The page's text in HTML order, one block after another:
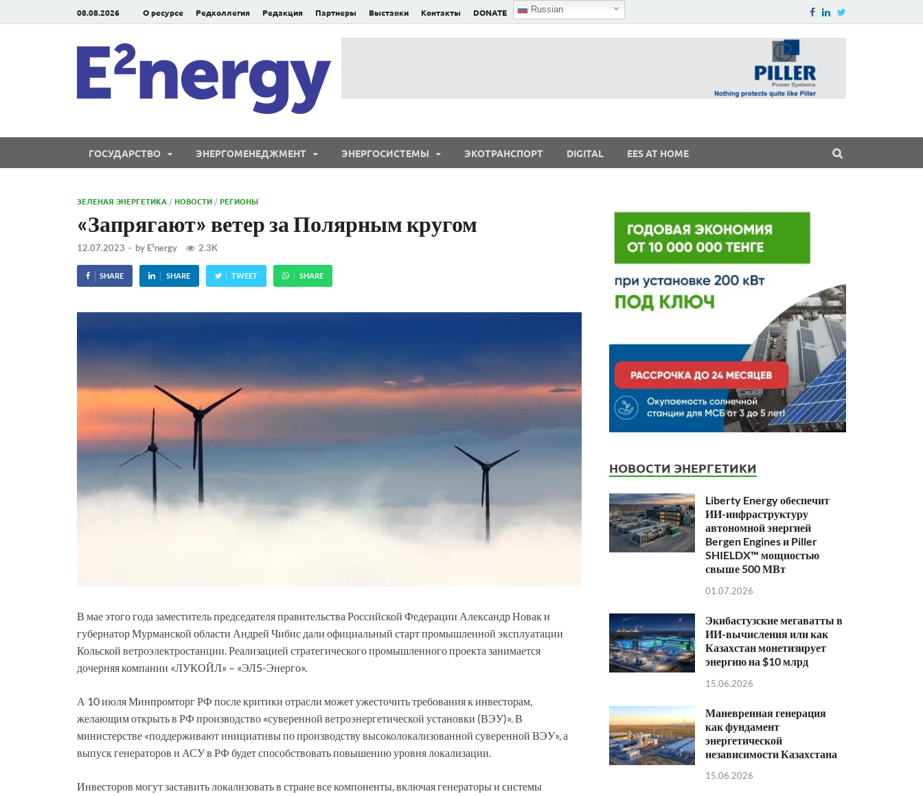
08.08.2026 О ресурсе Редколлегия Редакция Партнеры Выставки Контакты DONATE Russian
ГОСУДАРСТВО ЭНЕРГОМЕНЕДЖМЕНТ ЭНЕРГОСИСТЕМЫ ЭКОТРАНСПОРТ DIGITAL EES AT HOME
ЗЕЛЕНАЯ ЭНЕРГЕТИКА /НОВОСТИ /РЕГИОНЫ
«Запрягают» ветер за Полярным кругом
12.07.2023 - by E²nergy 2.3K
SHARE SHARE TWEET SHARE
В мае этого года заместитель председателя правительства Российской Федерации Александр Новак и
губернатор Мурманской области Андрей Чибис дали официальный старт промышленной эксплуатации
Кольской ветроэлектростанции. Реализацией стратегического промышленного проекта занимается
дочерняя компании «ЛУКОЙЛ» – «ЭЛ5-Энерго».
А 10 июля Минпромторг РФ после критики отрасли может ужесточить требования к инвесторам,
желающим открыть в РФ производство «суверенной ветроэнергетической установки (ВЭУ)». В
министерстве «поддерживают инициативы по производству высоколокализованной суверенной ВЭУ», а
выпуск генераторов и АСУ в РФ будет способствовать повышению уровня локализации.
Инвесторов могут заставить локализовать в стране все компоненты, включая генераторы и системы
НОВОСТИ ЭНЕРГЕТИКИ
Liberty Energy обеспечит
ИИ-инфраструктуру
автономной энергией
Bergen Engines и Piller
SHIELDX™ мощностью
свыше 500 МВт
01.07.2026
Экибастузские мегаватты в
ИИ-вычисления или как
Казахстан монетизирует
энергию на $10 млрд
15.06.2026
Маневренная генерация
как фундамент
энергетической
независимости Казахстана
15.06.2026